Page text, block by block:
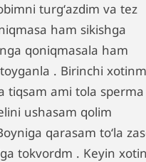
turgʻazdim va tez
ham sikishga
qoniqmasala ham
. Birinchi
tiqsam ami tola sperma
ushasam qolim
qarasam toʻla
tokvordm . Keyin